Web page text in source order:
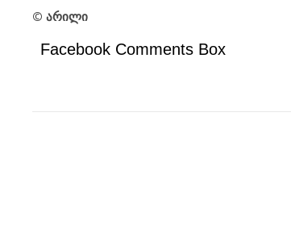
© არილი
Facebook Comments Box